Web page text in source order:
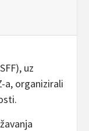
uz
a, organizirali